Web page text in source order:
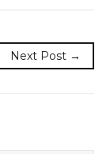
Next Post →